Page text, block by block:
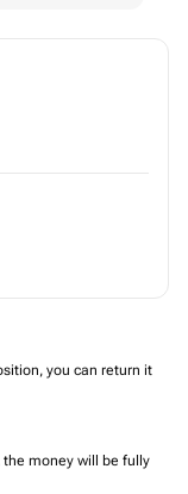
you can return it
the money will be fully